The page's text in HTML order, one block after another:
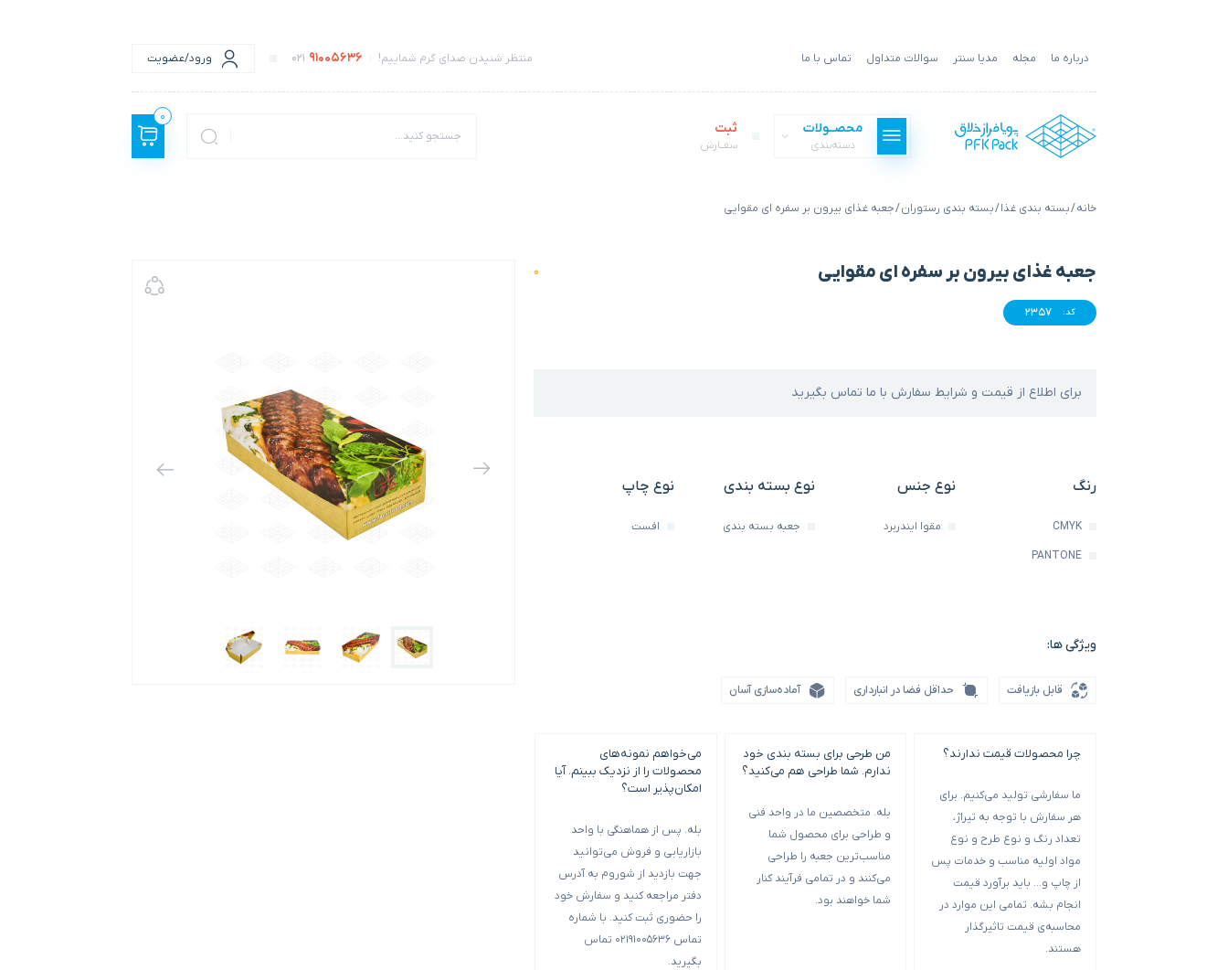
درباره ما مجله مدیا سنتر سوالات متداول تماس با ما منتظر شنیدن صدای گرم شماییم! 91005636
021 ورود/عضویت
محصــولات
دسته‌بندی
بسته بندی فست فود
بسته بندی غذا
ثبت
سفــارش
0
خانه/بسته بندی غذا/بسته بندی رستوران/ جعبه غذای بیرون بر سفره ای مقوایی
جعبه غذای بیرون بر سفره ای مقوایی 0
کد: 2357
برای اطلاع از قیمت و شرایط سفارش با ما تماس بگیرید
رنگ
CMYK
PANTONE
نوع جنس
مقوا ایندربرد
نوع بسته بندی
جعبه بسته بندی
نوع چاپ
افست
ویژگی ها:
قابل بازیافت حداقل فضا در انبارداری آماده‌سازی آسان
چرا محصولات قیمت ندارند؟
ما سفارشی تولید می‌کنیم. برای
هر سفارش با توجه به تیراژ،
تعداد رنگ و نوع طرح و نوع
مواد اولیه مناسب و خدمات پس
از چاپ و… باید برآورد قیمت
انجام بشه. تمامی این موارد در
محاسبه‌ی قیمت تاثیرگذار
هستند.
من طرحی برای بسته بندی خود
ندارم. شما طراحی هم می‌کنید؟
بله. متخصصین ما در واحد فنی
و طراحی برای محصول شما
مناسب‌ترین جعبه را طراحی
می‌کنند و در تمامی فرآیند کنار
شما خواهند بود.
می‌خواهم نمونه‌های
محصولات را از نزدیک ببینم. آیا
امکان‌پذیر است؟
بله. پس از هماهنگی با واحد
بازاریابی و فروش می‌توانید
جهت بازدید از شوروم به آدرس
دفتر مراجعه کنید و سفارش خود
را حضوری ثبت کنید. با شماره
تماس 02191005636 تماس
بگیرید.